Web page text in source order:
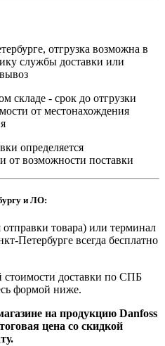
отгрузка возможна в
службы доставки или
складе - срок до отгрузки
от местонахождения
определяется
от возможности поставки
и ЛО:
товара) или терминал
Петербурге всегда бесплатно
стоимости доставки по СПБ
формой ниже.
на продукцию Danfoss
цена со скидкой